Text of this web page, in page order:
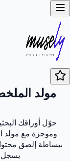
مولد
حوّل أوراقك
وموجزة مع مولد
ببساطة إلصق
يسجل